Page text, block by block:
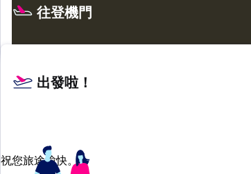
往登機門
出發啦！
祝您旅途愉快。